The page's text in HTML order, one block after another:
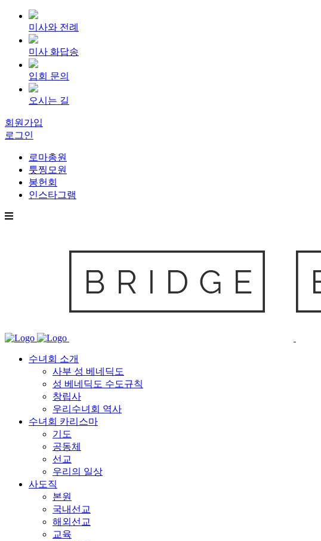
미사와 전례
미사 화답송
입회 문의
오시는 길
회원가입
로그인
로마총원
툿찡모원
봉헌회
인스타그램
수녀회 소개
사부 성 베네딕도
성 베네딕도 수도규칙
창립사
우리수녀회 역사
수녀회 카리스마
기도
공동체
선교
우리의 일상
사도직
본원
국내선교
해외선교
교육